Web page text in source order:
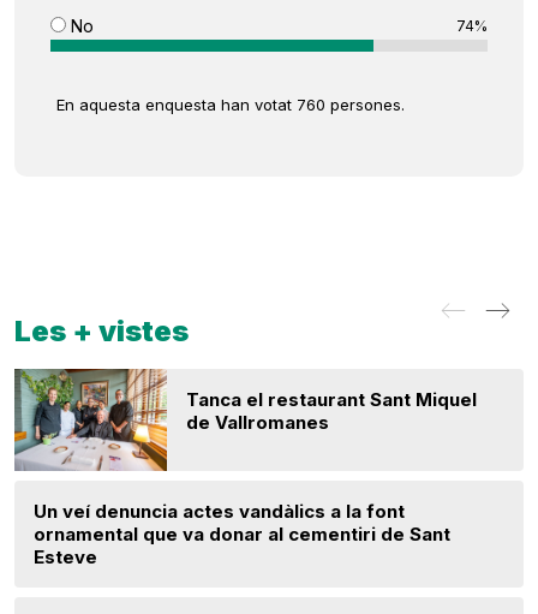
No 74%
En aquesta enquesta han votat 760 persones.
Les + vistes
Tanca el restaurant Sant Miquel
de Vallromanes
Un veí denuncia actes vandàlics a la font
ornamental que va donar al cementiri de Sant
Esteve